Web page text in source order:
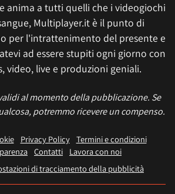
anima a tutti quelli che i videogiochi
Multiplayer.it è il punto di
per l'intrattenimento del presente e
ad essere stupiti ogni giorno con
video, live e produzioni geniali.
al momento della pubblicazione. Se
potremmo ricevere un compenso.
Privacy Policy
Termini e condizioni
Contatti
Lavora con noi
di tracciamento della pubblicità